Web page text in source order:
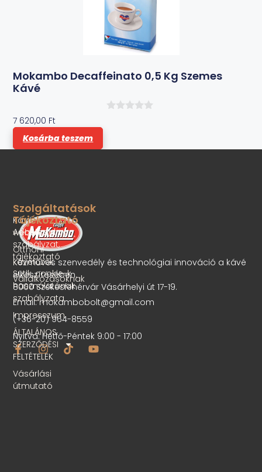
Mokambo Decaffeinato 0,5 Kg Szemes
Kávé
7 620,00 Ft
Kosárba teszem
Kézműves szenvedély és technológiai innováció a kávé
elkészítésében.
8000 Székesfehérvár Vásárhelyi út 17-19.
Email: mokambobolt@gmail.com
(+36-20) 964-8559
Nyitva: Hétfő-Péntek 9:00 - 17:00
Szolgáltatások
Kávé
webshop
Otthoni
kávéfőzők
Vállalkozásoknak
Tájékoztató
Adatvédelmi
szabályzat,
tájékoztató
Sütik, cookie-k
használatának
szabályzata
Impresszum
ÁLTALÁNOS
SZERZŐDÉSI
FELTÉTELEK
Vásárlási
útmutató